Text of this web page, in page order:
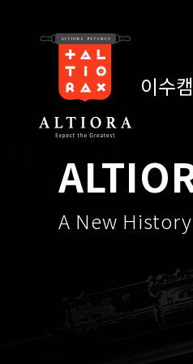
이수
A New